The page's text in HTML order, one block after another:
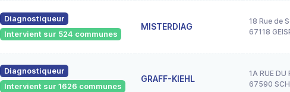
Diagnostiqueur
Intervient sur 524 communes
MISTERDIAG
18 Rue de
67118
Diagnostiqueur
Intervient sur 1626 communes
GRAFF-KIEHL
1A RUE DU
67590